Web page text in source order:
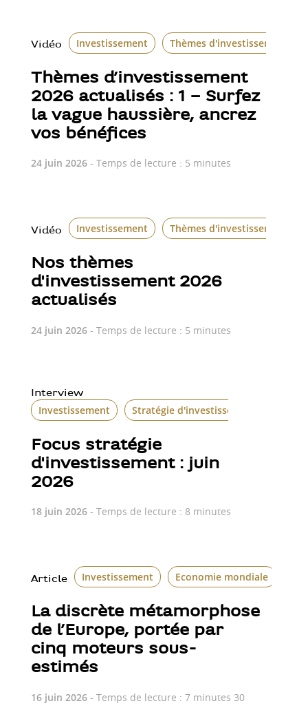
Vidéo Investissement Thèmes d'investissement
Thèmes d’investissement
2026 actualisés : 1 – Surfez
la vague haussière, ancrez
vos bénéfices
24 juin 2026- Temps de lecture : 5 minutes
Vidéo Investissement Thèmes d'investissement
Nos thèmes
d'investissement 2026
actualisés
24 juin 2026- Temps de lecture : 5 minutes
Interview
Investissement Stratégie d'investissement
Focus stratégie
d'investissement : juin
2026
18 juin 2026- Temps de lecture : 8 minutes
Article Investissement Economie mondiale
La discrète métamorphose
de l’Europe, portée par
cinq moteurs sous-
estimés
16 juin 2026- Temps de lecture : 7 minutes 30